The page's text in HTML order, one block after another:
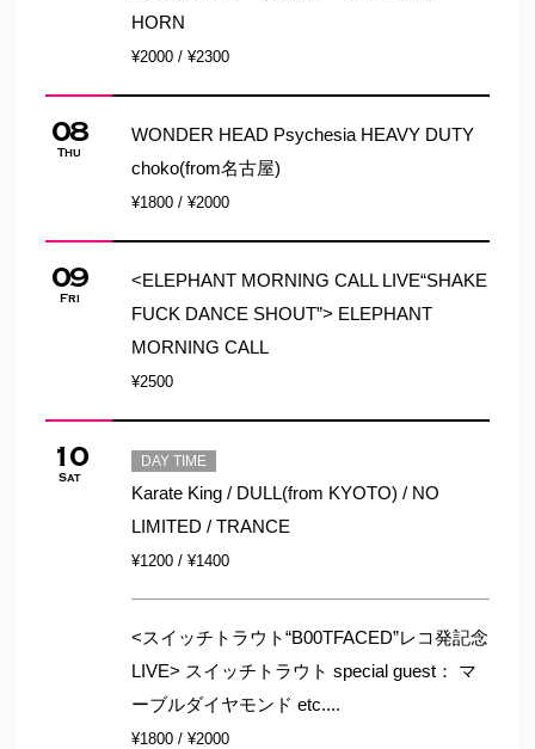
HORN
¥2000 / ¥2300
08
Thu
WONDER HEAD Psychesia HEAVY DUTY
choko(from名古屋)
¥1800 / ¥2000
09
Fri
<ELEPHANT MORNING CALL LIVE“SHAKE
FUCK DANCE SHOUT”> ELEPHANT
MORNING CALL
¥2500
10
Sat
DAY TIME
Karate King / DULL(from KYOTO) / NO
LIMITED / TRANCE
¥1200 / ¥1400
<スイッチトラウト“B00TFACED”レコ発記念
LIVE> スイッチトラウト special guest： マ
ーブルダイヤモンド etc....
¥1800 / ¥2000